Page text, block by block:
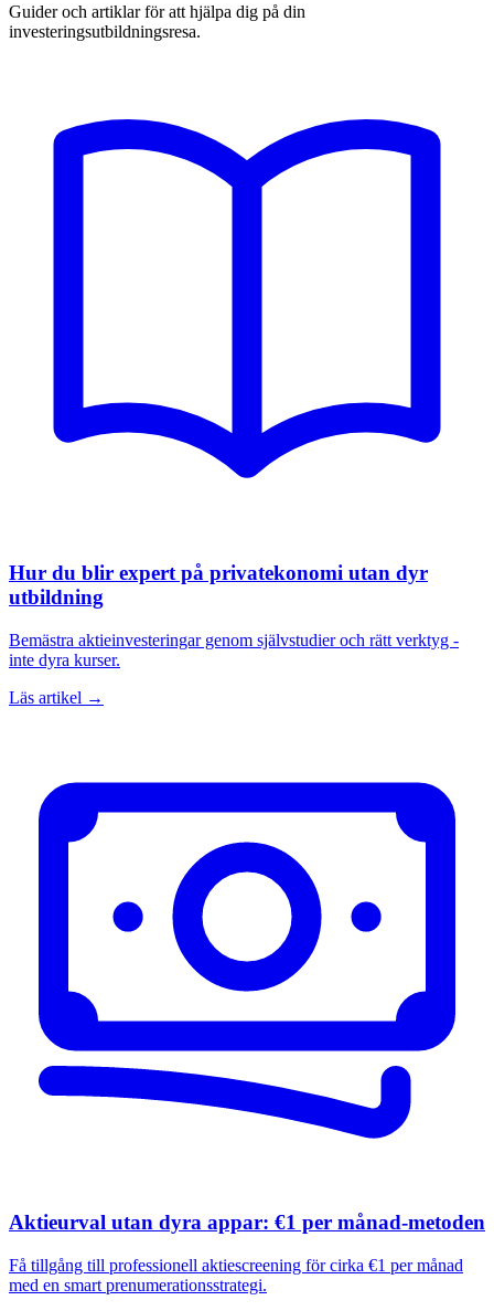
Guider och artiklar för att hjälpa dig på din
investeringsutbildningsresa.
Hur du blir expert på privatekonomi utan dyr
utbildning
Bemästra aktieinvesteringar genom självstudier och rätt verktyg -
inte dyra kurser.
Läs artikel →
Aktieurval utan dyra appar: €1 per månad-metoden
Få tillgång till professionell aktiescreening för cirka €1 per månad
med en smart prenumerationsstrategi.